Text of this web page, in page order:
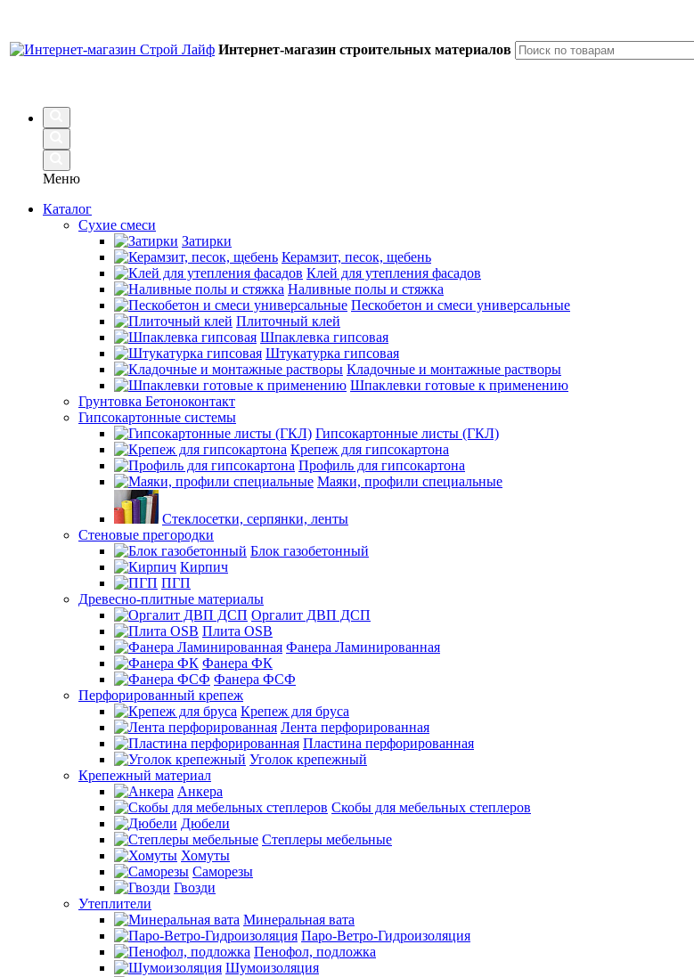
Интернет-магазин строительных материалов
Меню
Каталог
Сухие смеси
Затирки
Керамзит, песок, щебень
Клей для утепления фасадов
Наливные полы и стяжка
Пескобетон и смеси универсальные
Плиточный клей
Шпаклевка гипсовая
Штукатурка гипсовая
Кладочные и монтажные растворы
Шпаклевки готовые к применению
Грунтовка Бетоноконтакт
Гипсокартонные системы
Гипсокартонные листы (ГКЛ)
Крепеж для гипсокартона
Профиль для гипсокартона
Маяки, профили специальные
Стеклосетки, серпянки, ленты
Стеновые прегородки
Блок газобетонный
Кирпич
ПГП
Древесно-плитные материалы
Оргалит ДВП ДСП
Плита OSB
Фанера Ламинированная
Фанера ФК
Фанера ФСФ
Перфорированный крепеж
Крепеж для бруса
Лента перфорированная
Пластина перфорированная
Уголок крепежный
Крепежный материал
Анкера
Скобы для мебельных степлеров
Дюбели
Степлеры мебельные
Хомуты
Саморезы
Гвозди
Утеплители
Минеральная вата
Паро-Ветро-Гидроизоляция
Пенофол, подложка
Шумоизоляция